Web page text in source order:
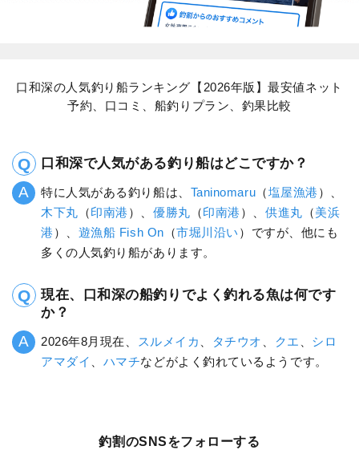
口和深の人気釣り船ランキング【2026年版】最安値ネット
予約、口コミ、船釣りプラン、釣果比較
口和深で人気がある釣り船はどこですか？
特に人気がある釣り船は、 Taninomaru （塩屋漁港 ）、
木下丸 （印南港 ）、 優勝丸 （印南港 ）、 供進丸 （美浜
港 ）、 遊漁船 Fish On （市堀川沿い ）ですが、他にも
多くの人気釣り船があります。
現在、口和深の船釣りでよく釣れる魚は何です
か？
2026年8月現在、 スルメイカ タチウオ クエ
シロ
アマダイ
ハマチなどがよく釣れているようです。
釣割のSNSをフォローする